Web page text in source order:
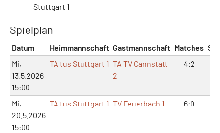
Stuttgart 1
Spielplan
Datum Heimmannschaft Gastmannschaft Matches
Mi,
13.5.2026
15:00
TA tus Stuttgart 1 TA TV Cannstatt
2
4:2
Mi,
20.5.2026
15:00
TA tus Stuttgart 1 TV Feuerbach 1 6:0